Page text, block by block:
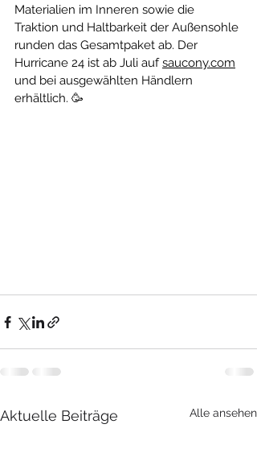
Materialien im Inneren sowie die
Traktion und Haltbarkeit der Außensohle
runden das Gesamtpaket ab. Der
Hurricane 24 ist ab Juli auf saucony.com
und bei ausgewählten Händlern
erhältlich. 🥳
Aktuelle Beiträge Alle ansehen